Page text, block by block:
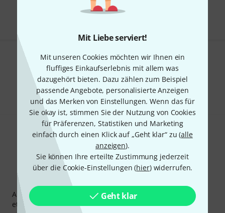
Mit Liebe serviert!
Mit unseren Cookies möchten wir Ihnen ein
fluffiges Einkaufserlebnis mit allem was
dazugehört bieten. Dazu zählen zum Beispiel
passende Angebote, personalisierte Anzeigen
und das Merken von Einstellungen. Wenn das für
Sie okay ist, stimmen Sie der Nutzung von Cookies
für Präferenzen, Statistiken und Marketing
einfach durch einen Klick auf „Geht klar“ zu (alle
anzeigen).
Sie können Ihre erteilte Zustimmung jederzeit
über die Cookie-Einstellungen (hier) widerrufen.
Geht klar
Alle Preise inkl. MwSt.
Gefällt Ihnen, was Sie sehen?
Teilen Hilfe & Feedback
Thomann Newsletter
Abonniere den Thomann Newsletter und gewinne mit
etwas Glück einen von50 Gutscheinenüber jeweils50€